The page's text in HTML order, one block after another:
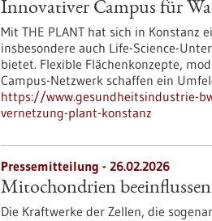
Innovativer Campus für
Mit THE PLANT hat sich in
insbesondere auch Life-Science-
bietet. Flexible Flächenkonzepte,
Campus-Netzwerk schaffen ein
https://www.gesundheitsindustrie-
vernetzung-plant-konstanz
Pressemitteilung - 26.02.2026
Mitochondrien
Die Kraftwerke der Zellen, die